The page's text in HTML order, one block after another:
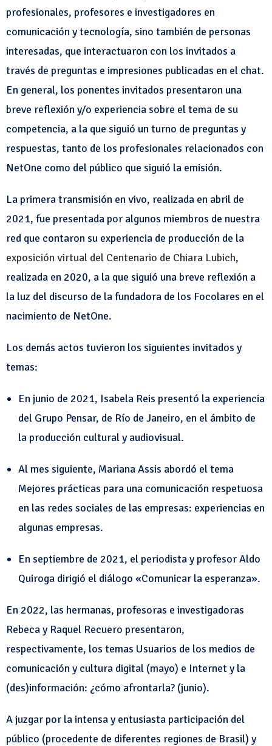
profesionales, profesores e investigadores en
comunicación y tecnología, sino también de personas
interesadas, que interactuaron con los invitados a
través de preguntas e impresiones publicadas en el chat.
En general, los ponentes invitados presentaron una
breve reflexión y/o experiencia sobre el tema de su
competencia, a la que siguió un turno de preguntas y
respuestas, tanto de los profesionales relacionados con
NetOne como del público que siguió la emisión.
La primera transmisión en vivo, realizada en abril de
2021, fue presentada por algunos miembros de nuestra
red que contaron su experiencia de producción de la
exposición virtual del Centenario de Chiara Lubich,
realizada en 2020, a la que siguió una breve reflexión a
la luz del discurso de la fundadora de los Focolares en el
nacimiento de NetOne.
Los demás actos tuvieron los siguientes invitados y
temas:
En junio de 2021, Isabela Reis presentó la experiencia
del Grupo Pensar, de Río de Janeiro, en el ámbito de
la producción cultural y audiovisual.
Al mes siguiente, Mariana Assis abordó el tema
Mejores prácticas para una comunicación respetuosa
en las redes sociales de las empresas: experiencias en
algunas empresas.
En septiembre de 2021, el periodista y profesor Aldo
Quiroga dirigió el diálogo «Comunicar la esperanza».
En 2022, las hermanas, profesoras e investigadoras
Rebeca y Raquel Recuero presentaron,
respectivamente, los temas Usuarios de los medios de
comunicación y cultura digital (mayo) e Internet y la
(des)información: ¿cómo afrontarla? (junio).
A juzgar por la intensa y entusiasta participación del
público (procedente de diferentes regiones de Brasil) y